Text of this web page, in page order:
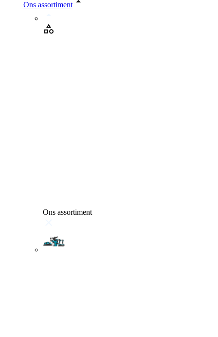
Ons assortiment
Ons assortiment